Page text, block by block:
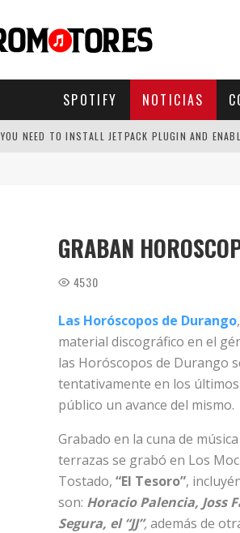
SPOTIFY NOTICIAS
YOU NEED TO INSTALL JETPACK PLUGIN AND
GRABAN
4530
Las Horóscopos de Durango
material discográfico en el
las Horóscopos de Durango
tentativamente en los
público un avance del mismo.
Grabado en la cuna de
terrazas se grabó en Los
Tostado, “El Tesoro”,
son: Horacio Palencia, Joss
Segura, el “JJ”,además de